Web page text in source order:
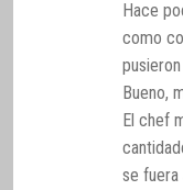
Hace
como
Bueno,
El chef
se fuera